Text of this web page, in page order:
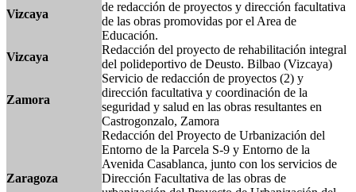
Vizcaya
de redacción de proyectos y dirección facultativa
de las obras promovidas por el Area de
Educación.
Vizcaya
Redacción del proyecto de rehabilitación integral
del polideportivo de Deusto. Bilbao (Vizcaya)
Zamora
Servicio de redacción de proyectos (2) y
dirección facultativa y coordinación de la
seguridad y salud en las obras resultantes en
Castrogonzalo, Zamora
Zaragoza
Redacción del Proyecto de Urbanización del
Entorno de la Parcela S-9 y Entorno de la
Avenida Casablanca, junto con los servicios de
Dirección Facultativa de las obras de